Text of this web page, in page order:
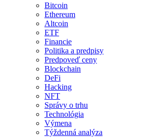
Bitcoin
Ethereum
Altcoin
ETF
Financie
Politika a predpisy
Predpoveď ceny
Blockchain
DeFi
Hacking
NFT
Správy o trhu
Technológia
Výmena
Týždenná analýza